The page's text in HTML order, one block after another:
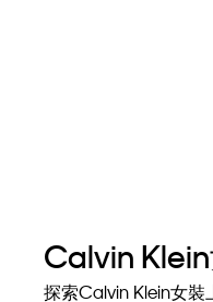
Calvin
探索Calvin Klein女裝